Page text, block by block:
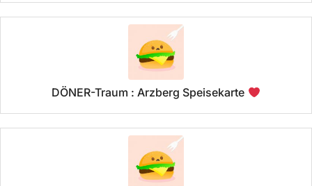
DÖNER-Traum : Arzberg Speisekarte